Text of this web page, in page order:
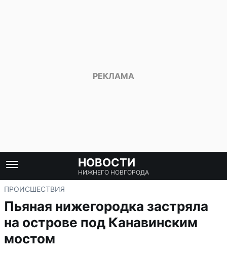
НОВОСТИ
НИЖНЕГО НОВГОРОДА
ПРОИСШЕСТВИЯ
Пьяная нижегородка застряла
на острове под Канавинским
мостом